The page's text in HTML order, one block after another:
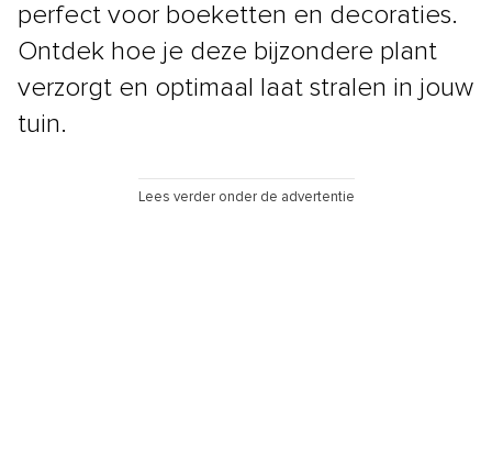
perfect voor boeketten en decoraties.
Ontdek hoe je deze bijzondere plant
verzorgt en optimaal laat stralen in jouw
tuin.
Lees verder onder de advertentie